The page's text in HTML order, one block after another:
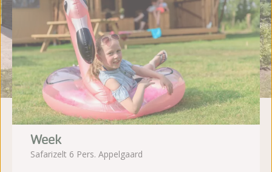
Week
Safarizelt 6 Pers. Appelgaard